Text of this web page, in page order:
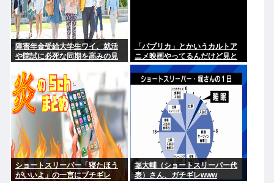
障害年金受給大学生ワイ、就活
や院試に必死な同期を高みの見
「パプリカ」とかいうカルトア
ニメ映画やってるんだけど見と
くべき？
ショートスリーパー「寝たほう
がいいよ」の一言にブチギレ
堀大輔（ショートスリーパー代
表）さん、ガチギレwww